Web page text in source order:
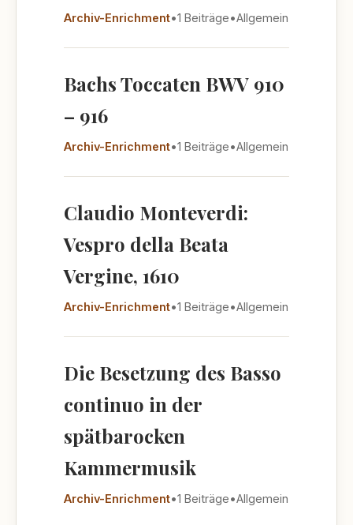
Archiv-Enrichment•1 Beiträge•Allgemein
Bachs Toccaten BWV 910
– 916
Archiv-Enrichment•1 Beiträge•Allgemein
Claudio Monteverdi:
Vespro della Beata
Vergine, 1610
Archiv-Enrichment•1 Beiträge•Allgemein
Die Besetzung des Basso
continuo in der
spätbarocken
Kammermusik
Archiv-Enrichment•1 Beiträge•Allgemein